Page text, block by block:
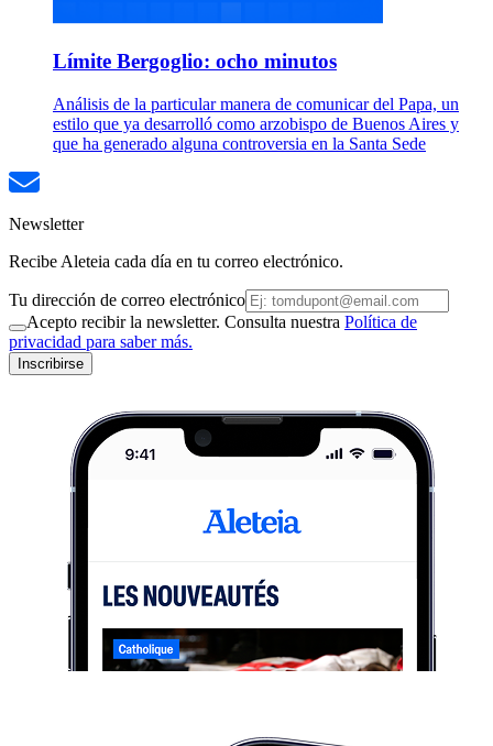
Límite Bergoglio: ocho minutos
Análisis de la particular manera de comunicar del Papa, un
estilo que ya desarrolló como arzobispo de Buenos Aires y
que ha generado alguna controversia en la Santa Sede
Newsletter
Recibe Aleteia cada día en tu correo electrónico.
Tu dirección de correo electrónico
Acepto recibir la newsletter. Consulta nuestra Política de
privacidad para saber más.
Inscribirse